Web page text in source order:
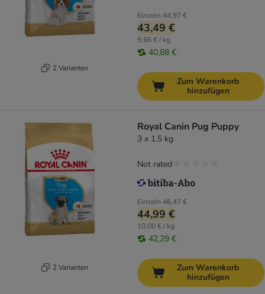
2 Varianten
Einzeln 44,97 €
43,49 €
9,66 € / kg
40,88 €
Zum Warenkorb
hinzufügen
2 Varianten
Royal Canin Pug Puppy
3 x 1,5 kg
Einzeln 46,47 €
44,99 €
10,00 € / kg
42,29 €
Not rated
Zum Warenkorb
hinzufügen